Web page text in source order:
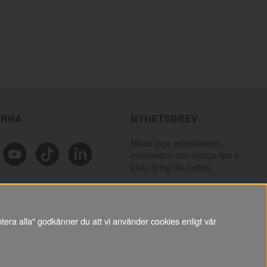
alla" godkänner du att vi använder cookies enligt vår